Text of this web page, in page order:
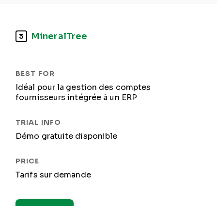
3 MineralTree
Idéal pour la gestion des comptes
fournisseurs intégrée à un ERP
Démo gratuite disponible
Tarifs sur demande